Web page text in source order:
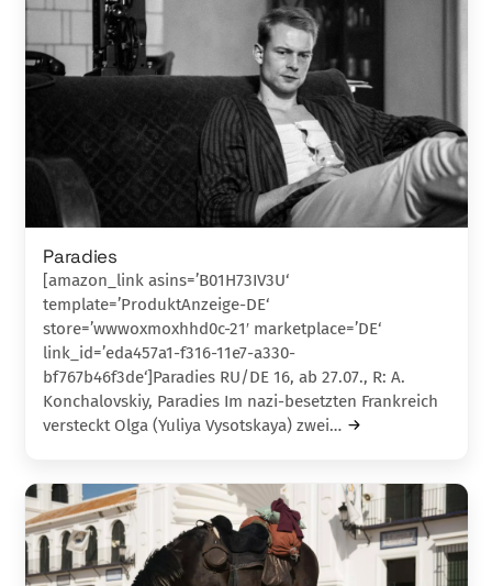
Paradies
[amazon_link asins=’B01H73IV3U‘
template=’ProduktAnzeige-DE‘
store=’wwwoxmoxhhd0c-21′ marketplace=’DE‘
link_id=’eda457a1-f316-11e7-a330-
bf767b46f3de‘]Paradies RU/DE 16, ab 27.07., R: A.
Konchalovs­kiy, Paradies Im nazi-besetzten Frankreich
versteckt Olga (Yu­liya Vysotskaya) zwei…